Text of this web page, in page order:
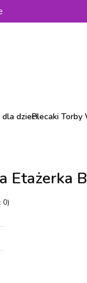
dzieciPlecaki Torby
Etażerka
0)